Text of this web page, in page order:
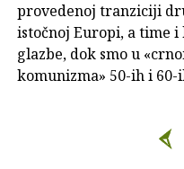
provedenoj tranziciji
istočnoj Europi, a time i
glazbe, dok smo u
komunizma» 50-ih i 60-